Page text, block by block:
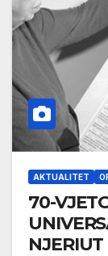
AKTUALITET
70-
NJERIUT